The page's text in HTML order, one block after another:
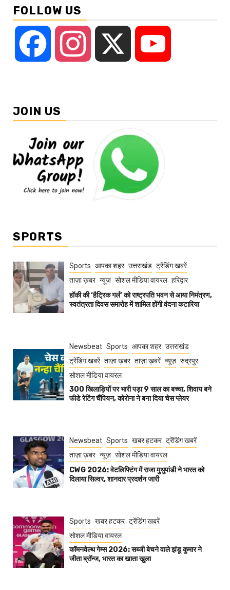
FOLLOW US
Facebook Instagram
JOIN US
SPORTS
Sports आपका शहर उत्तराखंड ट्रेंडिंग खबरें
ताज़ा ख़बर न्यूज़ सोशल मीडिया वायरल हरिद्वार
हॉकी की ‘हैट्रिक गर्ल’ को राष्ट्रपति भवन से आया निमंत्रण,
स्वतंत्रता दिवस समारोह में शामिल होंगी वंदना कटारिया
Newsbeat Sports आपका शहर उत्तराखंड
ट्रेंडिंग खबरें ताज़ा ख़बर ताज़ा ख़बरें न्यूज़ रुद्रपुर
सोशल मीडिया वायरल
300 खिलाड़ियों पर भारी पड़ा 9 साल का बच्चा, शिवाय बने
फीडे रेटिंग चैंपियन, कोरोना ने बना दिया चेस प्लेयर
Newsbeat Sports खबर हटकर ट्रेंडिंग खबरें
ताज़ा ख़बर न्यूज़ सोशल मीडिया वायरल
CWG 2026: वेटलिफ्टिंग में राजा मुथुपांडी ने भारत को
दिलाया सिल्वर, शानदार प्रदर्शन जारी
Sports खबर हटकर ट्रेंडिंग खबरें
सोशल मीडिया वायरल
कॉमनवेल्थ गेम्स 2026: सब्जी बेचने वाले झंडू कुमार ने
जीता ब्रॉन्ज, भारत का खाता खुला